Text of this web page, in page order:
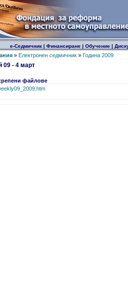
е-Седмичник| Финансиране| Обучение|
» Електронен седмичник» Година 2009
09 - 4 март
файлове